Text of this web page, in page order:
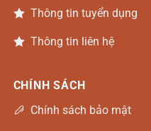
Thông tin tuyển dụng
Thông tin liên hệ
CHÍNH SÁCH
Chính sách bảo mật